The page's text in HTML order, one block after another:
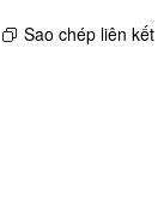
Sao chép liên kết